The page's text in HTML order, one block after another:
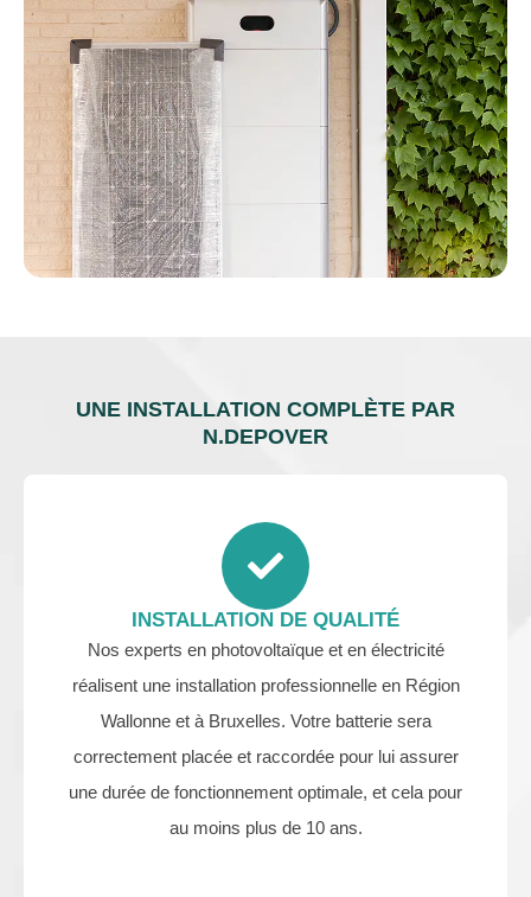
UNE INSTALLATION COMPLÈTE PAR
N.DEPOVER
INSTALLATION DE QUALITÉ
Nos experts en photovoltaïque et en électricité
réalisent une installation professionnelle en Région
Wallonne et à Bruxelles. Votre batterie sera
correctement placée et raccordée pour lui assurer
une durée de fonctionnement optimale, et cela pour
au moins plus de 10 ans.